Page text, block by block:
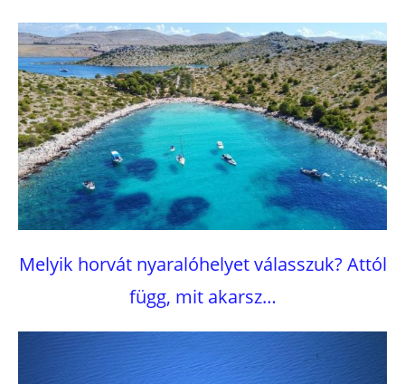
Melyik horvát nyaralóhelyet válasszuk? Attól
függ, mit akarsz…